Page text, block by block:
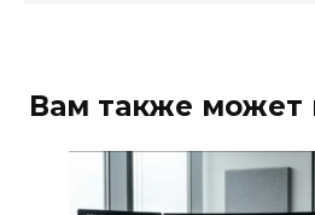
Вам также может